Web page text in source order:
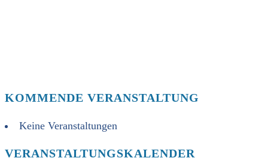
KOMMENDE VERANSTALTUNG
Keine Veranstaltungen
VERANSTALTUNGSKALENDER